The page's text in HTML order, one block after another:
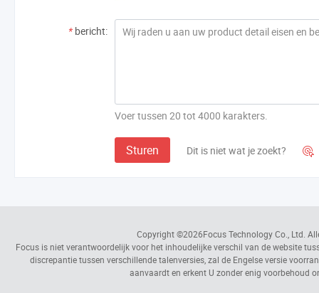
* bericht:
Voer tussen 20 tot 4000 karakters.
Sturen Dit is niet wat je zoekt? 
Copyright ©2026Focus Technology Co., Ltd.
Focus is niet verantwoordelijk voor het inhoudelijke verschil van de website
discrepantie tussen verschillende talenversies, zal de Engelse versie
aanvaardt en erkent U zonder enig voorbehoud